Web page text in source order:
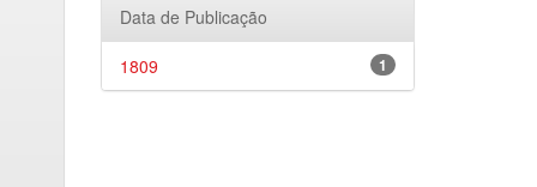
Data de Publicação
1
1809